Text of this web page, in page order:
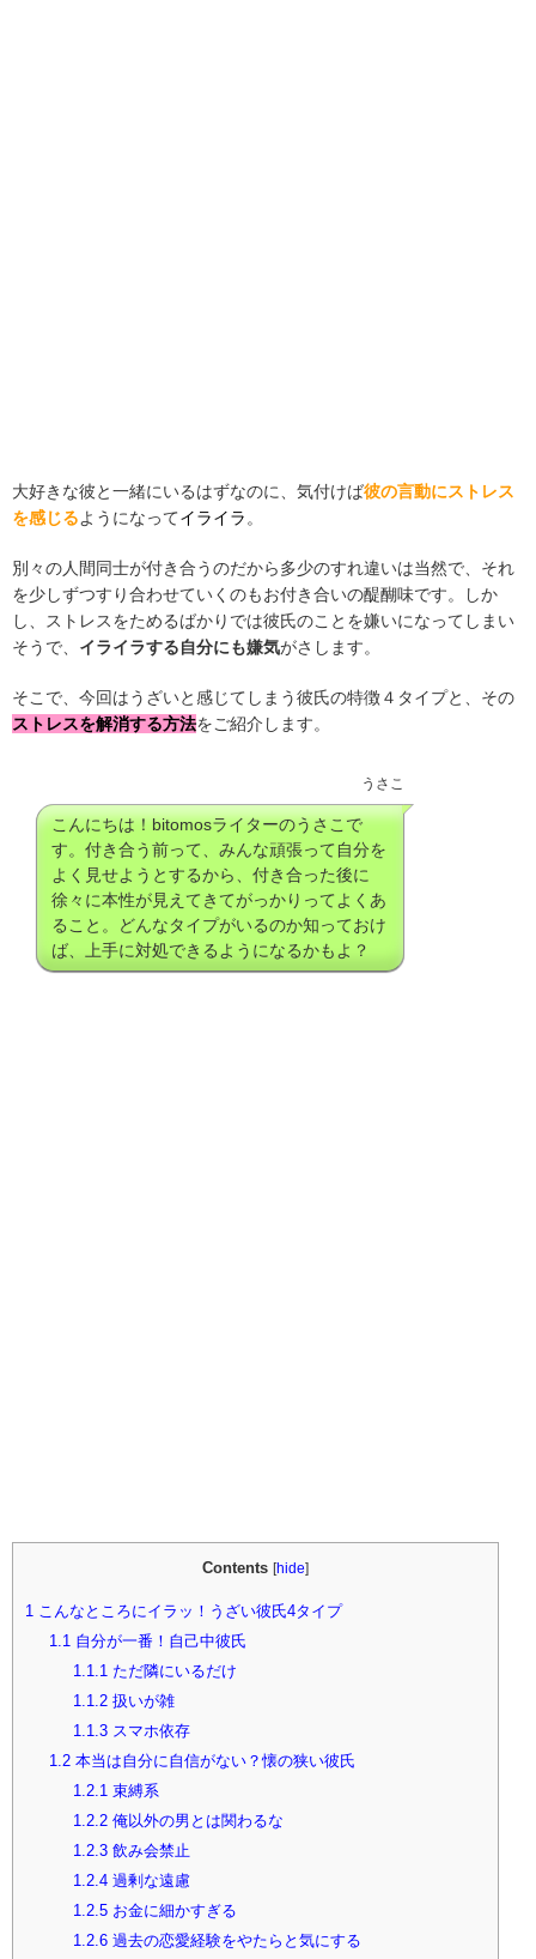
大好きな彼と一緒にいるはずなのに、気付けば彼の言動にストレス
を感じるようになってイライラ 。
別々の人間同士が付き合うのだから多少のすれ違いは当然で、それ
を少しずつすり合わせていくのもお付き合いの醍醐味です。しか
し
、ストレスをためるばかりでは彼氏のことを嫌いになってしまい
そうで、 イライラする自分にも嫌気がさします。
そこで 、今回はうざいと感じてしまう彼氏の特徴４タイプと、その
ストレスを解消する方法をご紹介します。
うさこ
こんにちは！bitomosライターのうさこで
す。付き合う前って、みんな頑張って自分を
よく見せようとするから、付き合った後に
徐々に本性が見えてきてがっかりってよくあ
ること。どんなタイプがいるのか知っておけ
ば、上手に対処できるようになるかもよ？
Contents [hide]
1
こんなところにイラッ！うざい彼氏4タイプ
1.1 自分が一番！自己中彼氏
1.1.1 ただ隣にいるだけ
1.1.2扱いが雑
1.1.3スマホ依存
1.2本当は自分に自信がない？懐の狭い彼氏
1.2.1 束縛系
1.2.2俺以外の男とは関わるな
1.2.3飲み会禁止
1.2.4過剰な遠慮
1.2.5お金に細かすぎる
1.2.6過去の恋愛経験をやたらと気にする